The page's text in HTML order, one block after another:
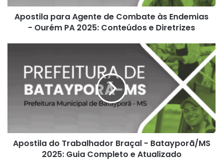
Ourém
Apostila para Agente de Combate às Endemias
- Ourém PA 2025: Conteúdos e Diretrizes
Trabalhador
Braçal
Batayporã/MS
Completo
Apostila do Trabalhador Braçal - Batayporã/MS
2025: Guia Completo e Atualizado